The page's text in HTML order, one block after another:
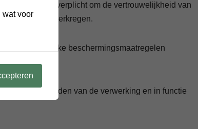
zijn hierbij verplicht om de vertrouwelijkheid van
hebben verkregen.
best mogelijke beschermingsmaatregelen
de doeleinden van de verwerking en in functie
wat voor